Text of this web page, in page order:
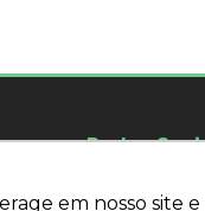
em nosso site
em nosso site
Redes
Siga